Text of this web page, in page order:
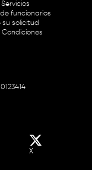
Servicios
funcionarios
su solicitud
Condiciones
X